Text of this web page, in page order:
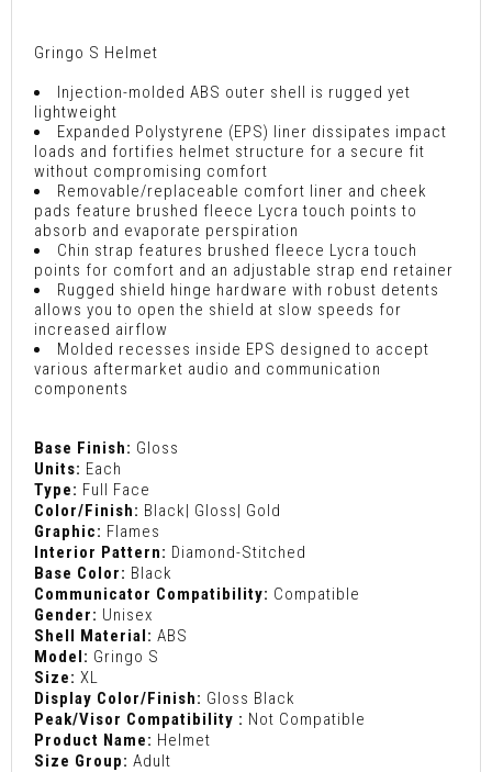
Gringo S Helmet
Injection-molded ABS outer shell is rugged yet
lightweight
Expanded Polystyrene (EPS) liner dissipates impact
loads and fortifies helmet structure for a secure fit
without compromising comfort
Removable/replaceable comfort liner and cheek
pads feature brushed fleece Lycra touch points to
absorb and evaporate perspiration
Chin strap features brushed fleece Lycra touch
points for comfort and an adjustable strap end retainer
Rugged shield hinge hardware with robust detents
allows you to open the shield at slow speeds for
increased airflow
Molded recesses inside EPS designed to accept
various aftermarket audio and communication
components
Base Finish: Gloss
Units: Each
Type: Full Face
Color/Finish: Black| Gloss| Gold
Graphic: Flames
Interior Pattern: Diamond-Stitched
Base Color: Black
Communicator Compatibility: Compatible
Gender: Unisex
Shell Material: ABS
Model: Gringo S
Size: XL
Display Color/Finish: Gloss Black
Peak/Visor Compatibility : Not Compatible
Product Name: Helmet
Size Group: Adult